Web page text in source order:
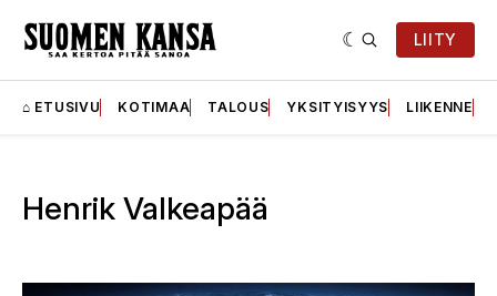
LIITY
⌂ ETUSIVU KOTIMAA TALOUS YKSITYISYYS LIIKENNE
Henrik Valkeapää